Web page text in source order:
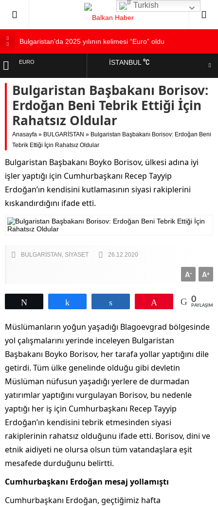
Bulgaristan’da 2025 yılının kelimesi “Euro” oldu
Bulgaristan’dan İspanya’ya destek
Bulgaristan’da hükümet kurma sürecinde son deneme
Bulgaristan’da Emeklilikten Sonra Çalışan Sayısı Artıyor
EURO
ALTIN
DOLAR
İSTANBUL°C
Bulgaristan Başbakanı Borisov:
Erdoğan Beni Tebrik Ettiği İçin
Rahatsız Oldular
Anasayfa » BULGARİSTAN » Bulgaristan Başbakanı Borisov: Erdoğan Beni
Tebrik Ettiği İçin Rahatsız Oldular
Bulgaristan Başbakanı Boyko Borisov, ülkesi adına iyi
işler yaptığı için Cumhurbaşkanı Recep Tayyip
Erdoğan’ın kendisini kutlamasının siyasi rakiplerini
kıskandırdığını ifade etti.
BULGARİSTAN SİYASET 26.12.2020
A+
A-
0
Müslümanların yoğun yaşadığı Blagoevgrad bölgesinde
yol çalışmalarını yerinde inceleyen Bulgaristan
Başbakanı Boyko Borisov, her tarafa yollar yaptığını dile
getirdi. Tüm ülke genelinde olduğu gibi devletin
Müslüman nüfusun yaşadığı yerlere de durmadan
yatırımlar yaptığını vurgulayan Borisov, bu nedenle
yaptığı her iş için Cumhurbaşkanı Recep Tayyip
Erdoğan’ın kendisini tebrik etmesinden siyasi
rakiplerinin rahatsız olduğunu ifade etti. Borisov, dini ve
etnik aidiyeti ne olursa olsun tüm vatandaşlara eşit
mesafede durduğunu belirtti.
Cumhurbaşkanı Erdoğan mesaj yollamıştı
Cumhurbaşkanı Erdoğan, geçtiğimiz hafta
Turkish